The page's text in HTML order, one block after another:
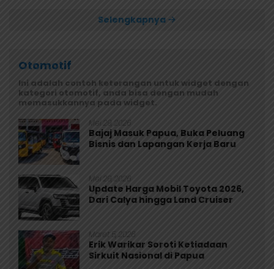
Selengkapnya
Otomotif
Ini adalah contoh keterangan untuk widget dengan
kategori otomotif, anda bisa dengan mudah
memasukkannya pada widget.
Mei 29, 2026
Bajaj Masuk Papua, Buka Peluang
Bisnis dan Lapangan Kerja Baru
Mei 29, 2026
Update Harga Mobil Toyota 2026,
Dari Calya hingga Land Cruiser
Maret 5, 2026
Erik Warikar Soroti Ketiadaan
Sirkuit Nasional di Papua